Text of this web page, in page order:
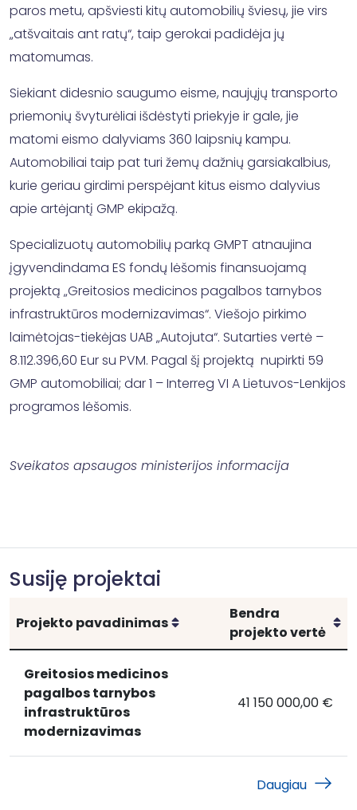
paros metu, apšviesti kitų automobilių šviesų, jie virs
„atšvaitais ant ratų“, taip gerokai padidėja jų
matomumas.
Siekiant didesnio saugumo eisme, naujųjų transporto
priemonių švyturėliai išdėstyti priekyje ir gale, jie
matomi eismo dalyviams 360 laipsnių kampu.
Automobiliai taip pat turi žemų dažnių garsiakalbius,
kurie geriau girdimi perspėjant kitus eismo dalyvius
apie artėjantį GMP ekipažą.
Specializuotų automobilių parką GMPT atnaujina
įgyvendindama ES fondų lėšomis finansuojamą
projektą „Greitosios medicinos pagalbos tarnybos
infrastruktūros modernizavimas“. Viešojo pirkimo
laimėtojas-tiekėjas UAB „Autojuta“. Sutarties vertė –
8.112.396,60 Eur su PVM. Pagal šį projektą nupirkti 59
GMP automobiliai; dar 1 – Interreg VI A Lietuvos-Lenkijos
programos lėšomis.
Sveikatos apsaugos ministerijos informacija
Susiję projektai
Projekto pavadinimas RikiuotiBendra
projekto vertė
Greitosios
medicinos
Greitosios medicinos
pagalbos tarnybos
infrastruktūros
modernizavimas
Greitosios
41 150 000,00 €
Daugiau